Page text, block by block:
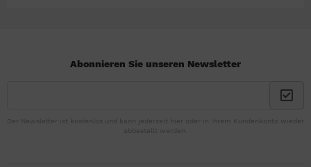
Abonnieren Sie unseren Newsletter
Der Newsletter ist kostenlos und kann jederzeit hier oder in Ihrem Kundenkonto wieder
abbestellt werden.